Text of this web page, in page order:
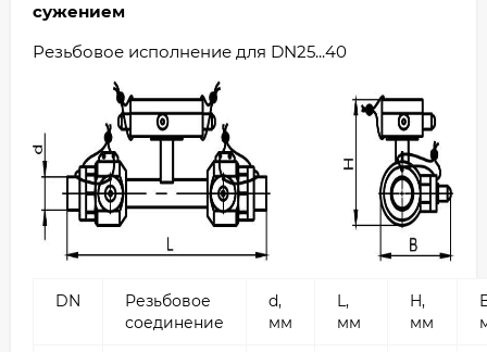
сужением
Резьбовое исполнение для DN25...40
DN
Резьбовое
соединение
d,
мм
L,
мм
H,
мм